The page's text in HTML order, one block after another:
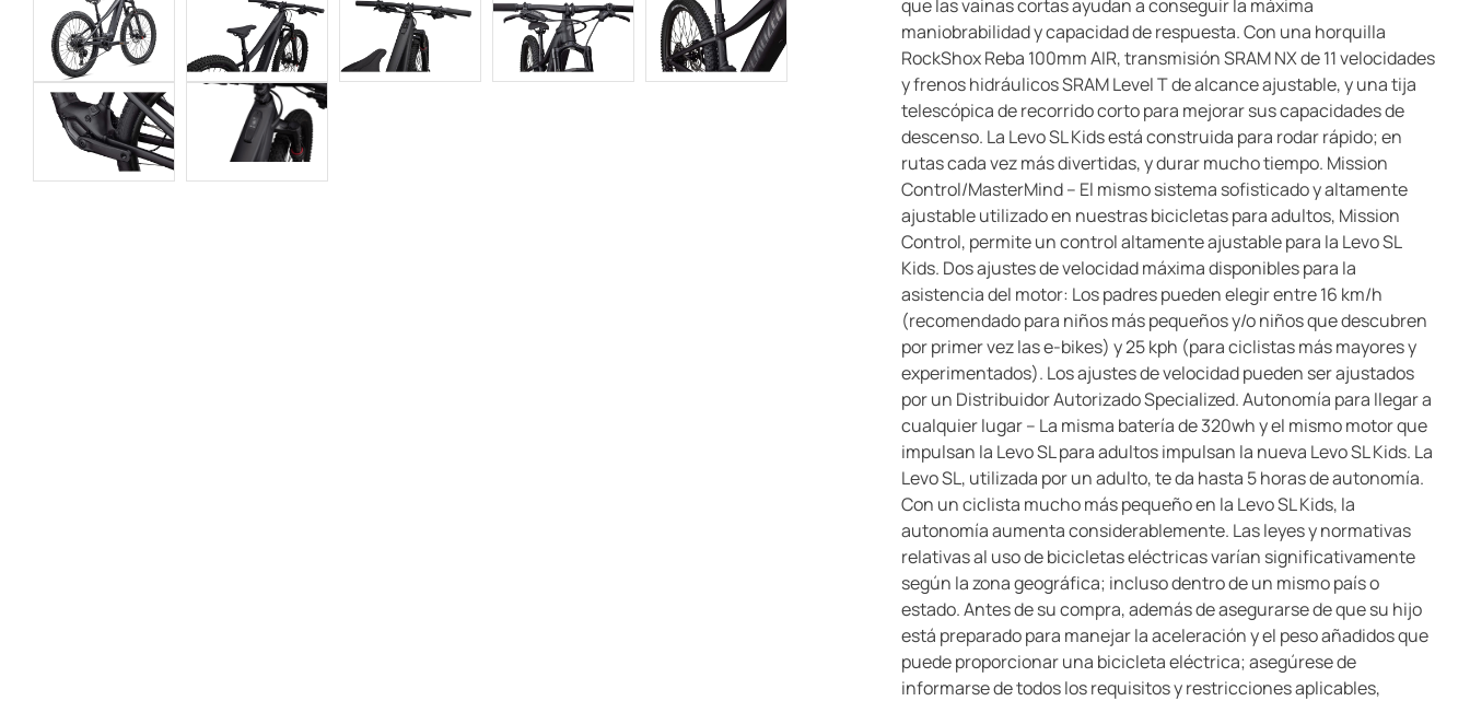
que las vainas cortas ayudan a conseguir la máxima
maniobrabilidad y capacidad de respuesta. Con una horquilla
RockShox Reba 100mm AIR, transmisión SRAM NX de 11 velocidades
y frenos hidráulicos SRAM Level T de alcance ajustable, y una tija
telescópica de recorrido corto para mejorar sus capacidades de
descenso. La Levo SL Kids está construida para rodar rápido; en
rutas cada vez más divertidas, y durar mucho tiempo. Mission
Control/MasterMind – El mismo sistema sofisticado y altamente
ajustable utilizado en nuestras bicicletas para adultos, Mission
Control, permite un control altamente ajustable para la Levo SL
Kids. Dos ajustes de velocidad máxima disponibles para la
asistencia del motor: Los padres pueden elegir entre 16 km/h
(recomendado para niños más pequeños y/o niños que descubren
por primer vez las e-bikes) y 25 kph (para ciclistas más mayores y
experimentados). Los ajustes de velocidad pueden ser ajustados
por un Distribuidor Autorizado Specialized. Autonomía para llegar a
cualquier lugar – La misma batería de 320wh y el mismo motor que
impulsan la Levo SL para adultos impulsan la nueva Levo SL Kids. La
Levo SL, utilizada por un adulto, te da hasta 5 horas de autonomía.
Con un ciclista mucho más pequeño en la Levo SL Kids, la
autonomía aumenta considerablemente. Las leyes y normativas
relativas al uso de bicicletas eléctricas varían significativamente
según la zona geográfica; incluso dentro de un mismo país o
estado. Antes de su compra, además de asegurarse de que su hijo
está preparado para manejar la aceleración y el peso añadidos que
puede proporcionar una bicicleta eléctrica; asegúrese de
informarse de todos los requisitos y restricciones aplicables,